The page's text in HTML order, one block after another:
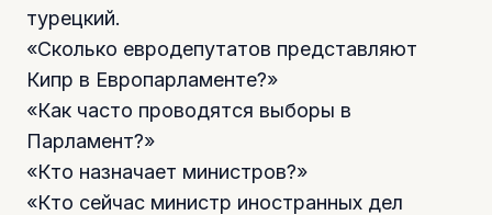
турецкий.
«Сколько евродепутатов представляют
Кипр в Европарламенте?»
«Как часто проводятся выборы в
Парламент?»
«Кто назначает министров?»
«Кто сейчас министр иностранных дел